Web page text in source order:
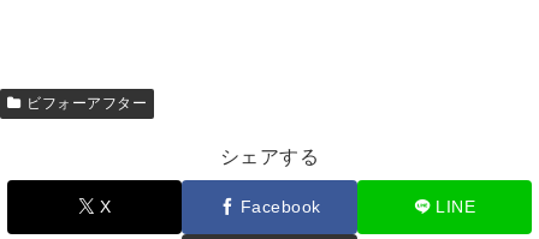
ビフォーアフター
シェアする
X Facebook LINE